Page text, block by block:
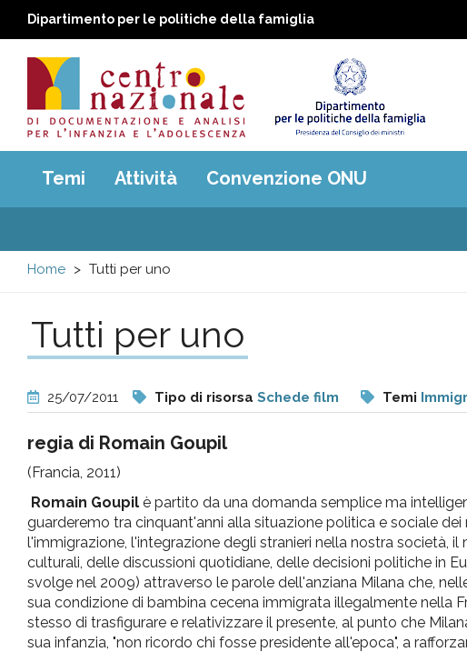
Dipartimento per le politiche della famiglia
Centro
nazionale
di
e
analisi
pr
l'infanzia
e
l'adolescenza
Main
menu
Temi Attività Convenzione ONU
Home Tutti per uno
Tutti per uno
25/07/2011 Tipo di risorsa Schede film Temi
regia di Romain Goupil
(Francia, 2011)
Romain Goupil è partito da una domanda semplice ma
guarderemo tra cinquant'anni alla situazione politica e sociale dei
l'immigrazione l'integrazione degli stranieri nella nostra società il
culturali, delle discussioni quotidiane, delle decisioni politiche in
svolge nel 2009) attraverso le parole dell'anziana Milana che ,
sua condizione di bambina cecena immigrata illegalmente nella
stesso di trasfigurare e relativizzare il presente, al punto che
sua infanzia, "non ricordo chi fosse presidente all'epoca", a